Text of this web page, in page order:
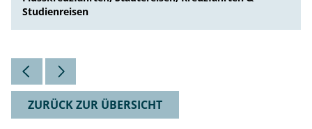
Studienreisen
ZURÜCK ZUR ÜBERSICHT